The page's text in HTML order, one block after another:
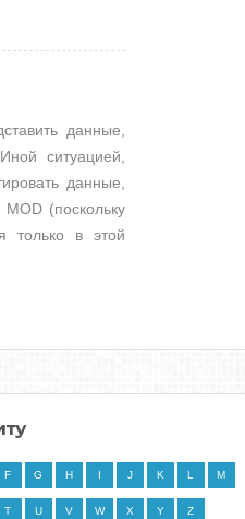
данные,
ситуацией,
данные,
(поскольку
только в этой
F G H I J K L M
T U V W X Y Z